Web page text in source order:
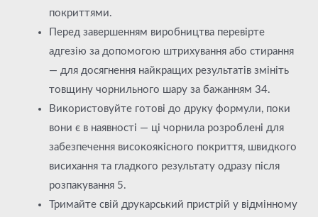
покриттями.
Перед завершенням виробництва перевірте
адгезію за допомогою штрихування або стирання
— для досягнення найкращих результатів змініть
товщину чорнильного шару за бажанням 34.
Використовуйте готові до друку формули, поки
вони є в наявності — ці чорнила розроблені для
забезпечення високоякісного покриття, швидкого
висихання та гладкого результату одразу після
розпакування 5.
Тримайте свій друкарський пристрій у відмінному